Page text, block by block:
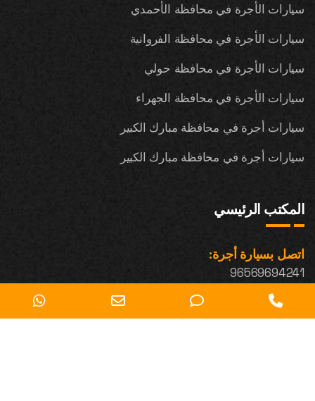
سيارات الأجرة في محافظة الأحمدي
سيارات الأجرة في محافظة الفروانية
سيارات الأجرة في محافظة حولي
سيارات الأجرة في محافظة الجهراء
سيارات أجرة في محافظة مبارك الكبير
سيارات أجرة في محافظة مبارك الكبير
المكتب الرئيسي
اتصل بسيارة أجرة:
96569694241